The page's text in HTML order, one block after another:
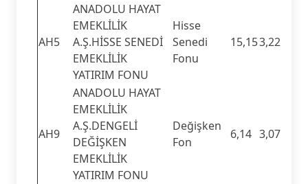
AH5
ANADOLU HAYAT
EMEKLİLİK
A.Ş.HİSSE SENEDİ
EMEKLİLİK
YATIRIM FONU
Hisse
Senedi
Fonu
15,153,22
AH9
ANADOLU HAYAT
EMEKLİLİK
A.Ş.DENGELİ
DEĞİŞKEN
EMEKLİLİK
YATIRIM FONU
Değişken
Fon
6,14 3,07